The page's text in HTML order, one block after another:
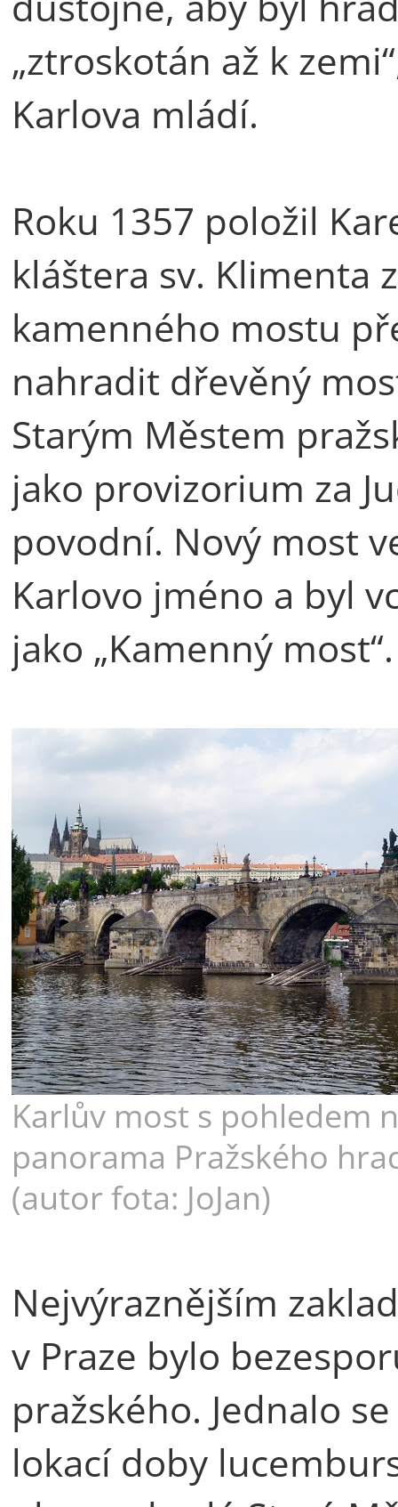
„ztroskotán až k
Karlova mládí.
Roku 1357 položil
kláštera sv. Klimenta
kamenného mostu
nahradit dřevěný
Starým Městem
jako provizorium za
povodní. Nový most
Karlovo jméno a byl
jako „Kamenný
Karlův most s pohledem
panorama Pražského
(autor fota: JoJan)
Nejvýraznějším
v Praze bylo
pražského. Jednalo
lokací doby